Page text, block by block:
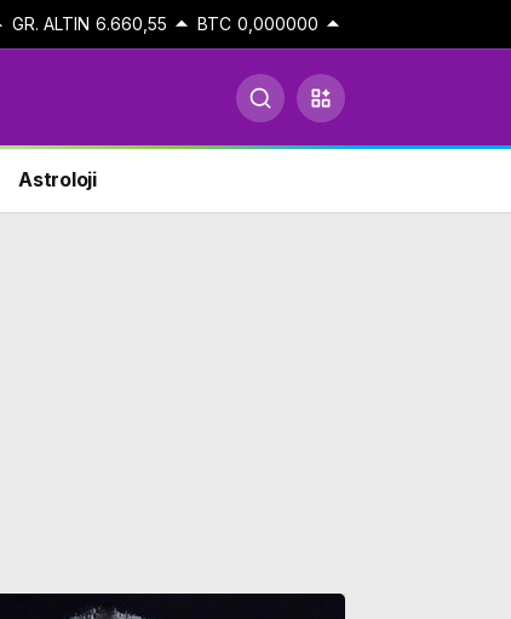
GR. ALTIN 6.660,55 BTC 0,000000
Astroloji